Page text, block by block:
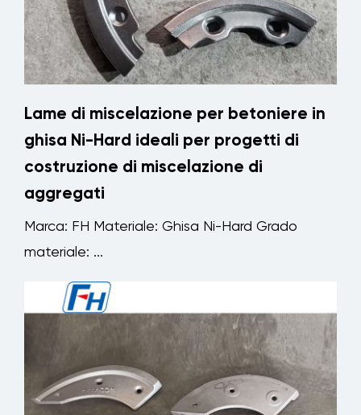
Lame di miscelazione per betoniere in
ghisa Ni-Hard ideali per progetti di
costruzione di miscelazione di
aggregati
Marca: FH Materiale: Ghisa Ni-Hard Grado
materiale: ...